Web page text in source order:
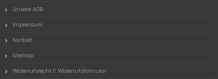
Unsere AGB
Impressum
Kontakt
Sitemap
Widerrufsrecht & Widerrufsformular